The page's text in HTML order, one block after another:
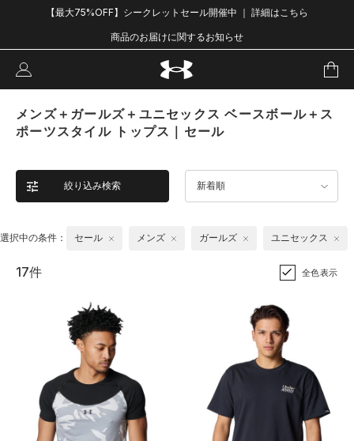
【最大75%OFF】シークレットセール開催中 ｜ 詳細はこちら
商品のお届けに関するお知らせ
メンズ＋ガールズ＋ユニセックス ベースボール＋ス
ポーツスタイル トップス｜セール
絞り込み検索 新着順
選択中の条件： セール メンズ ガールズ ユニセックス
17件 全色表示